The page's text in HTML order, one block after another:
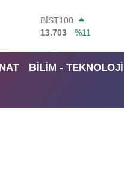
BITCOIN
64.927,78
%1.32
EURO
BİLİM - TEKNOLOJİ